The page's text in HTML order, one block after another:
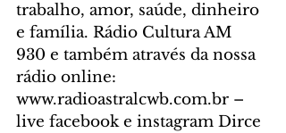
trabalho, amor, saúde, dinheiro
e família. Rádio Cultura AM
930 e também através da nossa
rádio online:
www.radioastralcwb.com.br –
live facebook e instagram Dirce